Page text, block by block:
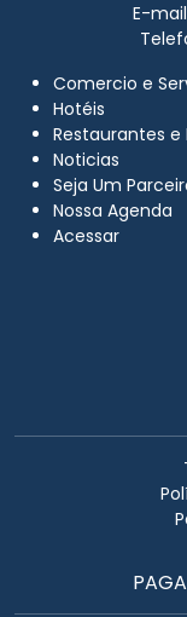
E-
Comercio e
Hotéis
Restaurantes
Noticias
Seja Um
Nossa Agenda
Acessar